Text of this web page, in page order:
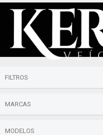
FILTROS
MARCAS
MODELOS